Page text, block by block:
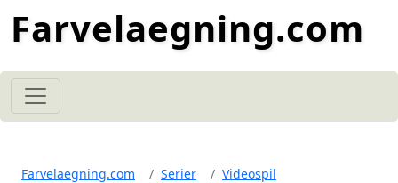
Farvelaegning.com
Farvelaegning.com Serier
Videospil